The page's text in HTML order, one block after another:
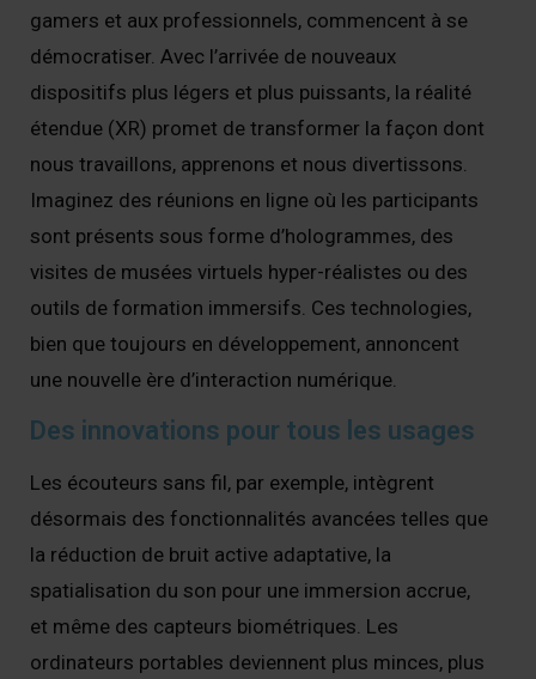
gamers et aux professionnels, commencent à se
démocratiser. Avec l’arrivée de nouveaux
dispositifs plus légers et plus puissants, la réalité
étendue (XR) promet de transformer la façon dont
nous travaillons, apprenons et nous divertissons.
Imaginez des réunions en ligne où les participants
sont présents sous forme d’hologrammes, des
visites de musées virtuels hyper-réalistes ou des
outils de formation immersifs. Ces technologies,
bien que toujours en développement, annoncent
une nouvelle ère d’interaction numérique.
Des innovations pour tous les usages
Les écouteurs sans fil, par exemple, intègrent
désormais des fonctionnalités avancées telles que
la réduction de bruit active adaptative, la
spatialisation du son pour une immersion accrue,
et même des capteurs biométriques. Les
ordinateurs portables deviennent plus minces, plus